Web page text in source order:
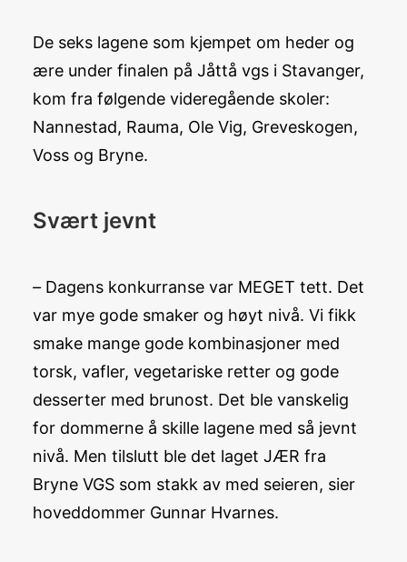
De seks lagene som kjempet om heder og
ære under finalen på Jåttå vgs i Stavanger,
kom fra følgende videregående skoler:
Nannestad, Rauma, Ole Vig, Greveskogen,
Voss og Bryne.
Svært jevnt
– Dagens konkurranse var MEGET tett. Det
var mye gode smaker og høyt nivå. Vi fikk
smake mange gode kombinasjoner med
torsk, vafler, vegetariske retter og gode
desserter med brunost. Det ble vanskelig
for dommerne å skille lagene med så jevnt
nivå. Men tilslutt ble det laget JÆR fra
Bryne VGS som stakk av med seieren, sier
hoveddommer Gunnar Hvarnes.